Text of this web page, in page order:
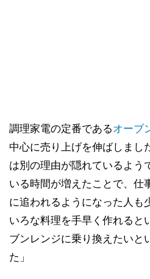
調理家電の定番であるオーブ
中心に売り上げを伸ばしまし
は別の理由が隠れているよう
いる時間が増えたことで、仕
に追われるようになった人も
いろな料理を手早く作れると
ブンレンジに乗り換えたいと
た」